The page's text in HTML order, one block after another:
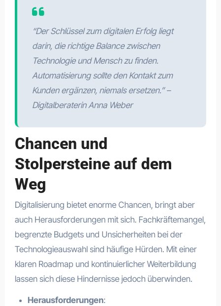
“Der Schlüssel zum digitalen Erfolg liegt
darin, die richtige Balance zwischen
Technologie und Mensch zu finden.
Automatisierung sollte den Kontakt zum
Kunden ergänzen, niemals ersetzen.” –
Digitalberaterin Anna Weber
Chancen und
Stolpersteine auf dem
Weg
Digitalisierung bietet enorme Chancen, bringt aber
auch Herausforderungen mit sich. Fachkräftemangel,
begrenzte Budgets und Unsicherheiten bei der
Technologieauswahl sind häufige Hürden. Mit einer
klaren Roadmap und kontinuierlicher Weiterbildung
lassen sich diese Hindernisse jedoch überwinden.
Herausforderungen: